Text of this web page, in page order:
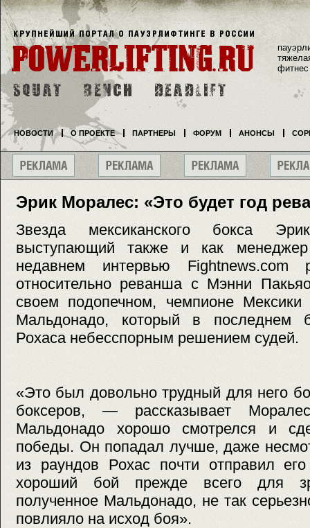
Эрик Моралес: «Это будет год
Звезда мексиканского бокса
выступающий также и как
недавнем интервью Fightnews.com
относительно реванша с Мэнни
своем подопечном, чемпионе
Мальдонадо, который в последнем
Рохаса небесспорным решением судей.
«Это был довольно трудный для него
боксеров, — рассказывает
Мальдонадо хорошо смотрелся и
победы. Он попадал лучше, даже
из раундов Рохас почти отправил
хороший бой прежде всего для
полученное Мальдонадо, не так
повлияло на исход боя».
фитнес
НОВОСТИ О ПРОЕКТЕ ПАРТНЕРЫ ФОРУМ АНОНСЫ